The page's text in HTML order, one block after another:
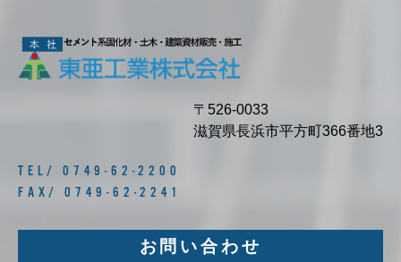
〒526-0033
滋賀県長浜市平方町366番地3
TEL/ 0749-62-2200
FAX/ 0749-62-2241
お問い合わせ